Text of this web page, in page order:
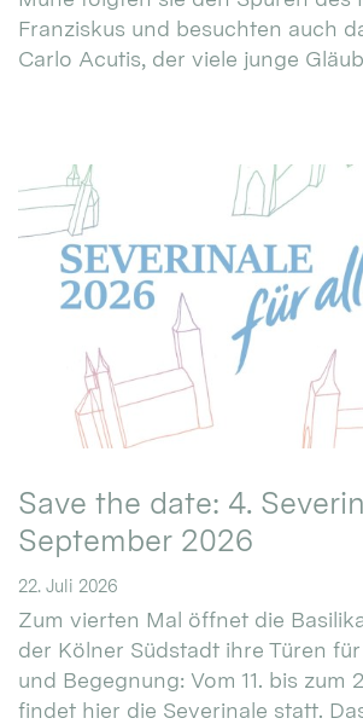
Franziskus und besuchten auch
Carlo Acutis, der viele junge
Save the date: 4.
September 2026
22. Juli 2026
Zum vierten Mal öffnet die
der Kölner Südstadt ihre Türen
und Begegnung: Vom 11. bis zum
findet hier die Severinale statt.